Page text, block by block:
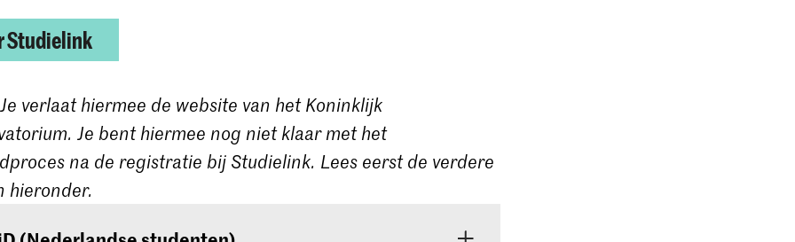
Studielink
verlaat hiermee de website van het Koninklijk
Je bent hiermee nog niet klaar met het
na de registratie bij Studielink. Lees eerst de verdere
hieronder.